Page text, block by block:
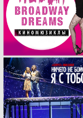
​Рекламные
материалы для
компании «Бродвей
Москва»​
Рекламный ролик
мюзикла «НИЧЕГО
НЕ БОЙСЯ, Я С
ТОБОЙ»